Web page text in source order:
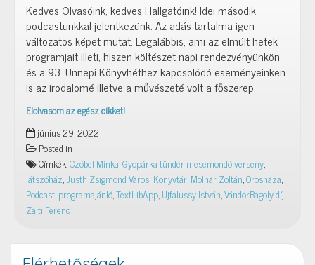
Kedves Olvasóink, kedves Hallgatóink! Idei második
podcastunkkal jelentkezünk. Az adás tartalma igen
változatos képet mutat. Legalábbis, ami az elmúlt hetek
programjait illeti, hiszen költészet napi rendezvényünkön
és a 93. Ünnepi Könyvhéthez kapcsolódó eseményeinken
is az irodalomé illetve a művészeté volt a főszerep.
Elolvasom az egész cikket!
Autóstoppos
feelingről,
irodalomról,
művészetről
40
percben
–
Podcast
június 29, 2022
Posted in
Címkék:Czóbel Minka,Gyopárka tündér mesemondó verseny,
játszóház,Justh Zsigmond Városi Könyvtár,Molnár Zoltán,Orosháza,
Podcast,programajánló,TextLibApp,Ujfalussy István,VándorBagoly díj,
Zajti Ferenc